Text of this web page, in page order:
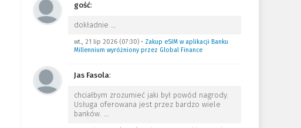
gość:
dokładnie …
wt., 21 lip 2026 (07:30)• Zakup eSIM w aplikacji Banku
Millennium wyróżniony przez Global Finance
Jas Fasola:
chciałbym zrozumieć jaki był powód nagrody.
Usługa oferowana jest przez bardzo wiele
banków. …